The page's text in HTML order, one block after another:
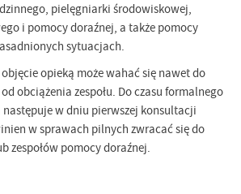
pielęgniarki środowiskowej,
i pomocy doraźnej, a także pomocy
sytuacjach.
opieką może wahać się nawet do
obciążenia zespołu. Do czasu formalnego
w dniu pierwszej konsultacji
w sprawach pilnych zwracać się do
zespołów pomocy doraźnej.